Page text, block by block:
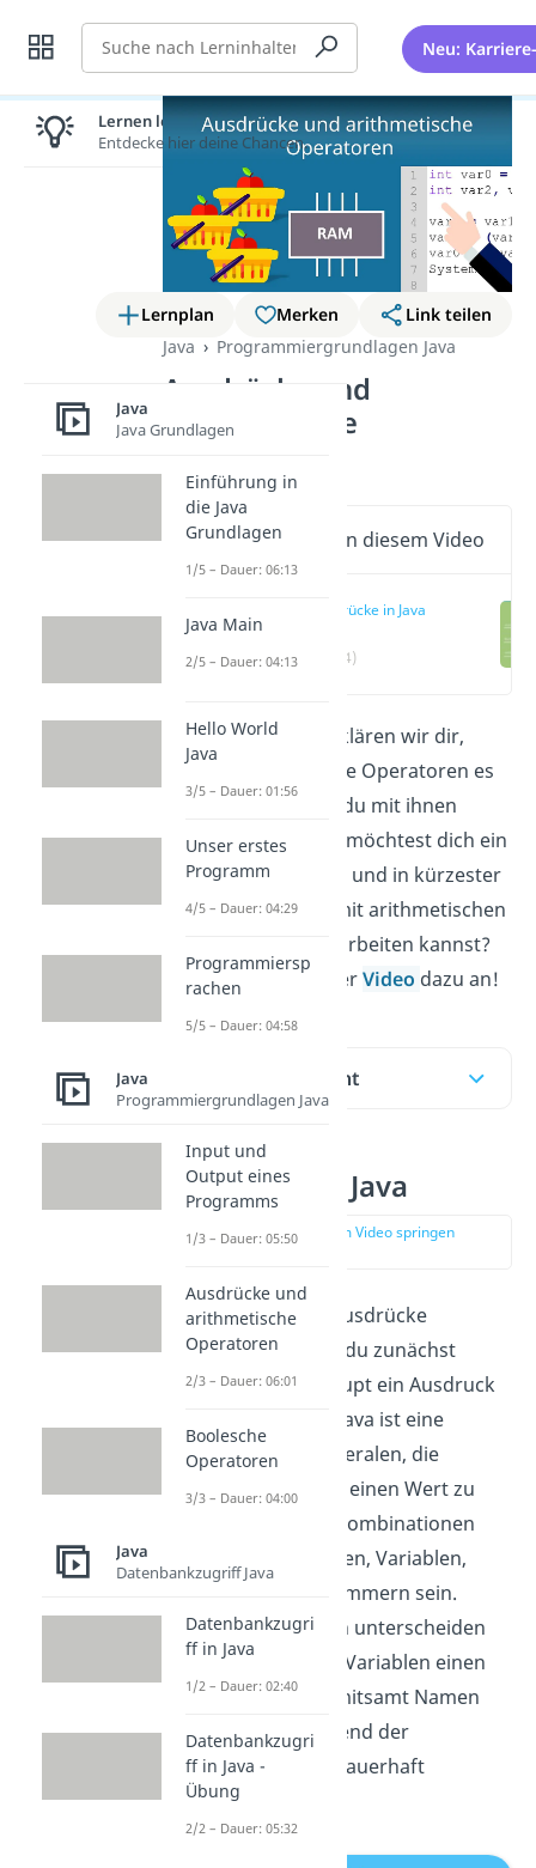
Suche Neu:
Lernplan Merken
Link teilen
Java
Programmiergrundlagen Java
Ausdrücke und
arithmetische
Wichtige Inhalte in diesem Video
Ausdrücke in Java
(00:24)
In diesem Artikel erklären wir dir,
welche arithmetische Operatoren es
in Java gibt und wie du mit ihnen
rechnen kannst. Du möchtest dich ein
wenig zurücklehnen und in kürzester
Zeit lernen, wie du mit arithmetischen
Operatoren in Java arbeiten kannst?
Dann schau dir unserVideo dazu an!
Inhaltsübersicht
Ausdrücke in Java
zur Stelle im Video springen
Um ausVariablen
Ausdrücke
aufzustellen, musst du zunächst
wissen, was überhaupt ein Ausdruck
ist. Ein Ausdruck in Java ist eine
Kombination von Literalen, die
verwendet wird, um einen Wert zu
berechnen. Solche Kombinationen
können Zeichenketten, Variablen,
Operatoren und Klammern sein.
Werte und Variablen unterscheiden
sich nur darin, dass Variablen einen
Wert besitzen, der mitsamt Namen
und Datentyp während der
Programmlaufzeit dauerhaft
aufrufbar ist.
Lernen lohnt sich!
Entdecke hier deine Chancen.
Java
Java Grundlagen
Einführung in
die Java
Grundlagen
1/5 – Dauer: 06:13
Java Main
2/5 – Dauer: 04:13
Hello World
Java
3/5 – Dauer: 01:56
Unser erstes
Programm
4/5 – Dauer: 04:29
Programmiersp
rachen
5/5 – Dauer: 04:58
Java
Programmiergrundlagen Java
Input und
Output eines
Programms
1/3 – Dauer: 05:50
Ausdrücke und
arithmetische
Operatoren
2/3 – Dauer: 06:01
Boolesche
Operatoren
3/3 – Dauer: 04:00
Java
Datenbankzugriff Java
Datenbankzugri
ff in Java
1/2 – Dauer: 02:40
Datenbankzugri
ff in Java -
Übung
2/2 – Dauer: 05:32